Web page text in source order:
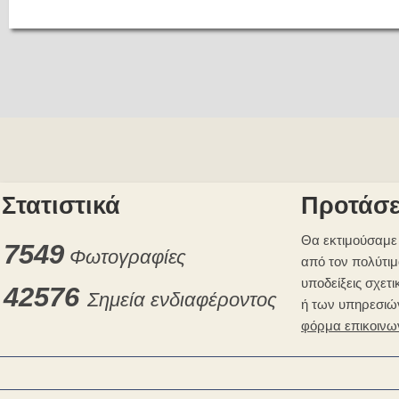
Στατιστικά
7549 Φωτογραφίες
42576 Σημεία ενδιαφέροντος
Θα εκτιμούσαμε
από τον
υποδείξεις
ή των
φόρμα